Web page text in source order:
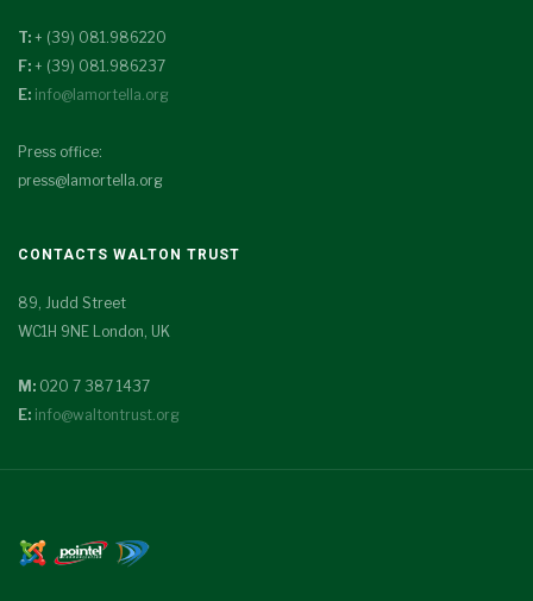
T: + (39) 081.986220
F: + (39) 081.986237
E: info@lamortella.org
Press office:
press@lamortella.org
CONTACTS WALTON TRUST
89, Judd Street
WC1H 9NE London, UK
M: 020 7 387 1437
E: info@waltontrust.org